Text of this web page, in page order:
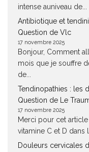
intense auniveau de...
Antibiotique et
Question de Vlc
17 novembre 2025
Bonjour, Comment
mois que je souffre
de...
Tendinopathies : les
Question de Le
17 novembre 2025
Merci pour cet
vitamine C et D dans
Douleurs cervicales